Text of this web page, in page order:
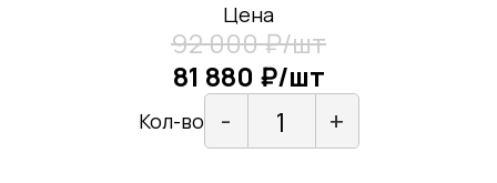
Цена
92 000 ₽/шт
81 880 ₽/шт
Кол-во - +